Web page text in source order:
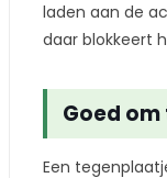
laden aan de
daar blokkeert
Goed
Een